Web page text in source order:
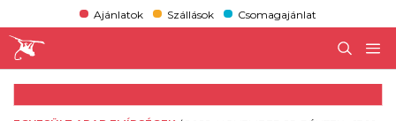
Ajánlatok Szállások Csomagajánlat